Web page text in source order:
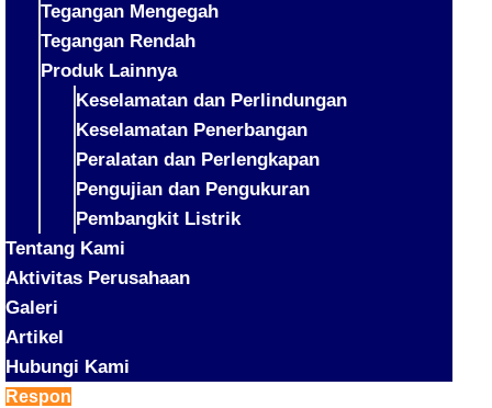
Tegangan Mengegah
Tegangan Rendah
Produk Lainnya
Keselamatan dan Perlindungan
Keselamatan Penerbangan
Peralatan dan Perlengkapan
Pengujian dan Pengukuran
Pembangkit Listrik
Tentang Kami
Aktivitas Perusahaan
Galeri
Artikel
Hubungi Kami
Respon